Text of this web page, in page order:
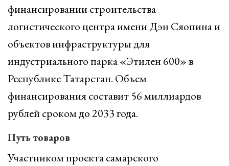
финансировании строительства
логистического центра имени Дэн Сяопина и
объектов инфраструктуры для
индустриального парка «Этилен 600» в
Республике Татарстан. Объем
финансирования составит 56 миллиардов
рублей сроком до 2033 года.
Путь товаров
Участником проекта самарского